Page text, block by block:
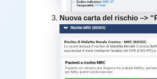
Nuova carta del rischio –>